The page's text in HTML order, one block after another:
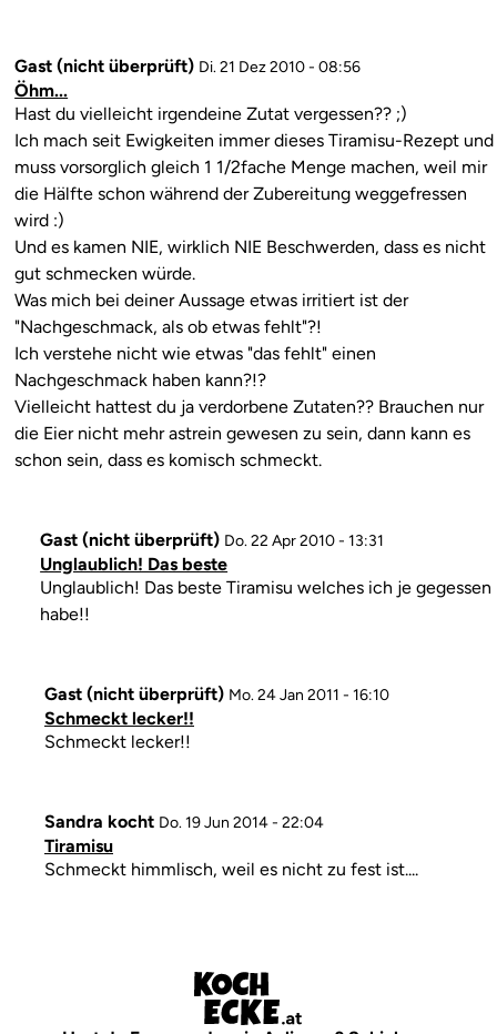
Gast (nicht überprüft) Di. 21 Dez 2010 - 08:56
Also
eigentlich
generell
aber
Gast
überprüft)
Öhm...
Kommentar
Hast du vielleicht irgendeine Zutat vergessen?? ;)
Ich mach seit Ewigkeiten immer dieses Tiramisu-Rezept und
muss vorsorglich gleich 1 1/2fache Menge machen, weil mir
die Hälfte schon während der Zubereitung weggefressen
wird :)
Und es kamen NIE, wirklich NIE Beschwerden, dass es nicht
gut schmecken würde.
Was mich bei deiner Aussage etwas irritiert ist der
"Nachgeschmack, als ob etwas fehlt"?!
Ich verstehe nicht wie etwas "das fehlt" einen
Nachgeschmack haben kann?!?
Vielleicht hattest du ja verdorbene Zutaten?? Brauchen nur
die Eier nicht mehr astrein gewesen zu sein, dann kann es
schon sein, dass es komisch schmeckt.
Gast (nicht überprüft) Do. 22 Apr 2010 - 13:31
Unglaublich! Das beste
Kommentar
Unglaublich! Das beste Tiramisu welches ich je gegessen
habe!!
Gast (nicht überprüft) Mo. 24 Jan 2011 - 16:10
Schmeckt lecker!!
Kommentar
Schmeckt lecker!!
Sandra kocht Do. 19 Jun 2014 - 22:04
Tiramisu
Kommentar
Schmeckt himmlisch, weil es nicht zu fest ist....